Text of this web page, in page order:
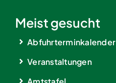
Meist gesucht
Abfuhrterminkalender
Veranstaltungen